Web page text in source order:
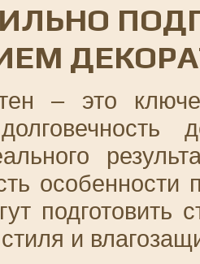
– это
особенности
подготовить
и